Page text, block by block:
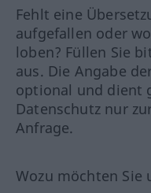
Fehlt eine
aufgefallen oder
loben? Füllen Sie
aus. Die Angabe
optional und dient
Datenschutz nur
Anfrage.
Wozu möchten Sie